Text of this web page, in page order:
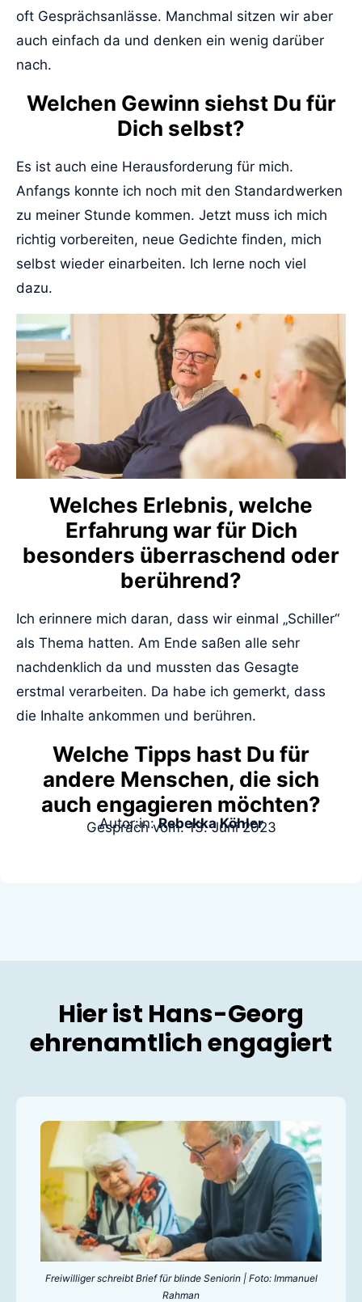
oft Gesprächsanlässe. Manchmal sitzen wir aber
auch einfach da und denken ein wenig darüber
nach.
Welchen Gewinn siehst Du für
Dich selbst?
Es ist auch eine Herausforderung für mich.
Anfangs konnte ich noch mit den Standardwerken
zu meiner Stunde kommen. Jetzt muss ich mich
richtig vorbereiten, neue Gedichte finden, mich
selbst wieder einarbeiten. Ich lerne noch viel
dazu.
Welches Erlebnis, welche
Erfahrung war für Dich
besonders überraschend oder
berührend?
Ich erinnere mich daran, dass wir einmal „Schiller“
als Thema hatten. Am Ende saßen alle sehr
nachdenklich da und mussten das Gesagte
erstmal verarbeiten. Da habe ich gemerkt, dass
die Inhalte ankommen und berühren.
Welche Tipps hast Du für
andere Menschen, die sich
auch engagieren möchten?
Autor:in:Rebekka Köhler
Gespräch vom: 13. Juni 2023
Hier ist Hans-Georg
ehrenamtlich engagiert
Freiwilliger schreibt Brief für blinde Seniorin | Foto: Immanuel
Rahman